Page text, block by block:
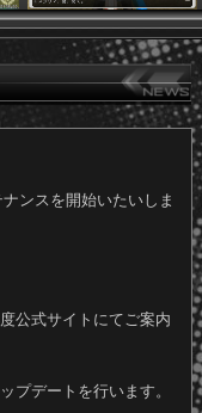
テナンスを開始いたいし
再度公式サイトにてご案